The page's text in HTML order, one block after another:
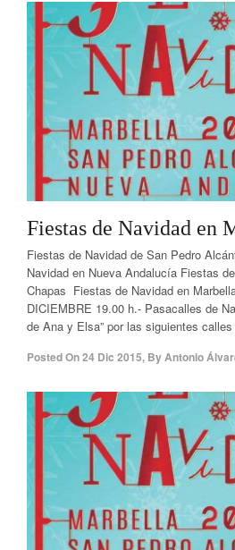
Fiestas de Navidad en
Fiestas de Navidad de San Pedro
Navidad en Nueva Andalucía Fiestas
Chapas Fiestas de Navidad en
DICIEMBRE 19.00 h.- Pasacalles de
de Ana y Elsa” por las siguientes
Posted On24 Dic 2015, ByAntonio